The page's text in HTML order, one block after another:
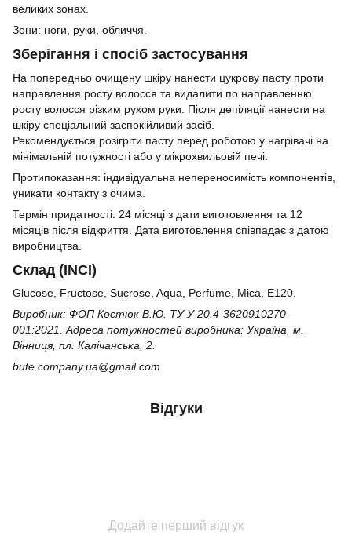
великих зонах.
Зони: ноги, руки, обличчя.
Зберігання і спосіб застосування
На попередньо очищену шкіру нанести цукрову пасту проти
направлення росту волосся та видалити по направленню
росту волосся різким рухом руки. Після депіляції нанести на
шкіру спеціальний заспокійливий засіб.
Рекомендується розігріти пасту перед роботою у нагрівачі на
мінімальній потужності або у мікрохвильовій печі.
Протипоказання: індивідуальна непереносимість компонентів,
уникати контакту з очима.
Термін придатності: 24 місяці з дати виготовлення та 12
місяців після відкриття. Дата виготовлення співпадає з датою
виробництва.
Склад (INCI)
Glucose, Fructose, Sucrose, Aqua, Perfume, Mica, Е120.
Виробник: ФОП Костюк В.Ю. ТУ У 20.4-3620910270-
001:2021. Адреса потужностей виробника: Україна, м.
Вінниця, пл. Калічанська, 2.
bute.company.ua@gmail.com
Відгуки
Додайте перший відгук